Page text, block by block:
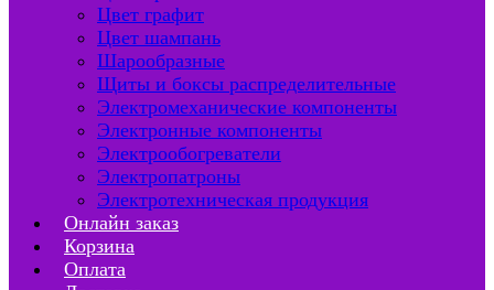
Цвет графит
Цвет шампань
Шарообразные
Щиты и боксы распределительные
Электромеханические компоненты
Электронные компоненты
Электрообогреватели
Электропатроны
Электротехническая продукция
Онлайн заказ
Корзина
Оплата